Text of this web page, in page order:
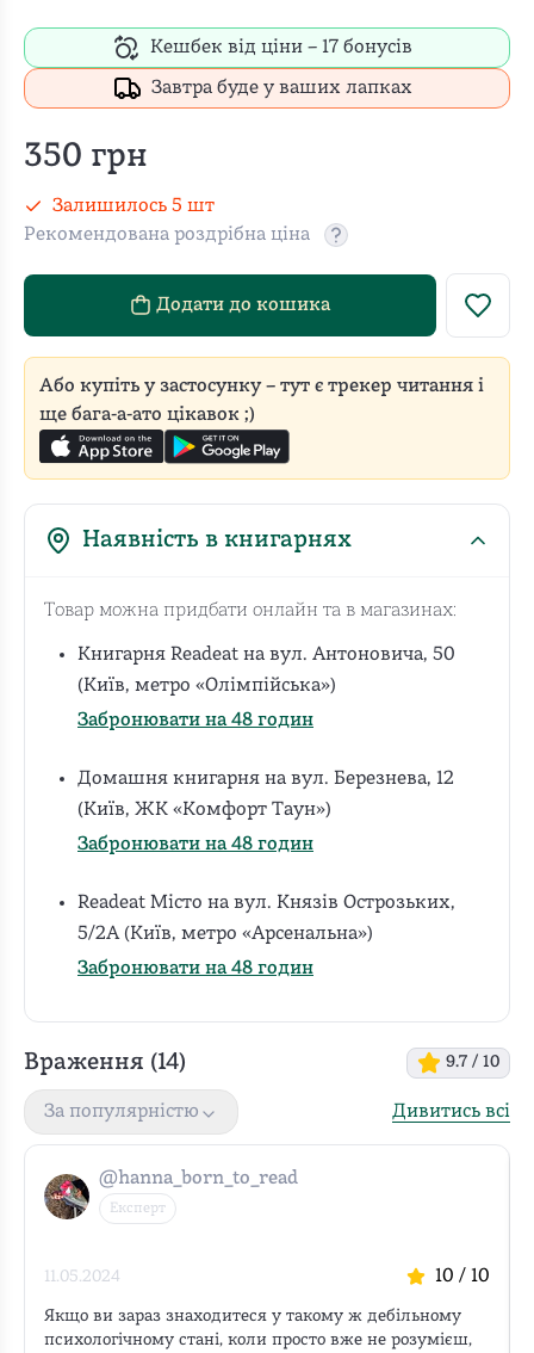
Кешбек від ціни – 17 бонусів
Завтра буде у ваших лапках
350 грн
Залишилось 5 шт
Рекомендована роздрібна ціна
Додати до кошика
Або купіть у застосунку – тут є трекер читання і
ще бага-а-ато цікавок ;)
Наявність в книгарнях
Товар можна придбати онлайн та в магазинах:
Книгарня Readeat на вул. Антоновича, 50
(Київ, метро «Олімпійська»)
Забронювати на 48 годин
Домашня книгарня на вул. Березнева, 12
(Київ, ЖК «Комфорт Таун»)
Забронювати на 48 годин
Readeat Місто на вул. Князів Острозьких,
5/2А (Київ, метро «Арсенальна»)
Забронювати на 48 годин
Враження (14) 9.7 / 10
За популярністю Дивитись всі
@hanna_born_to_read
Експерт
11.05.2024 10 / 10
Якщо ви зараз знаходитеся у такому ж дебільному
психологічному стані, коли просто вже не розумієш,